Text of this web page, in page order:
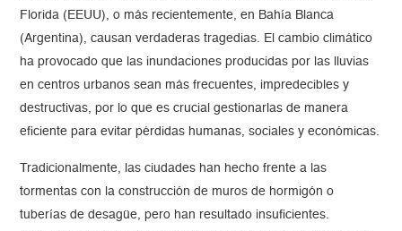
Florida (EEUU), o más recientemente, en Bahía Blanca
(Argentina), causan verdaderas tragedias. El cambio climático
ha provocado que las inundaciones producidas por las lluvias
en centros urbanos sean más frecuentes, impredecibles y
destructivas, por lo que es crucial gestionarlas de manera
eficiente para evitar pérdidas humanas, sociales y económicas.
Tradicionalmente, las ciudades han hecho frente a las
tormentas con la construcción de muros de hormigón o
tuberías de desagüe, pero han resultado insuficientes.